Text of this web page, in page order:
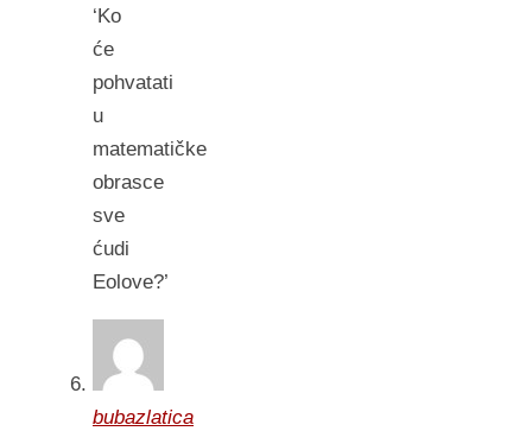
‘Ko
će
pohvatati
u
matematičke
obrasce
sve
ćudi
Eolove?’
bubazlatica